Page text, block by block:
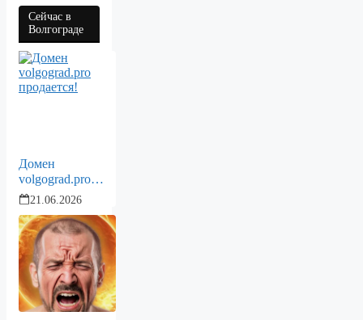
Сейчас в
Волгограде
Домен
volgograd.pro
продается!
21.06.2026